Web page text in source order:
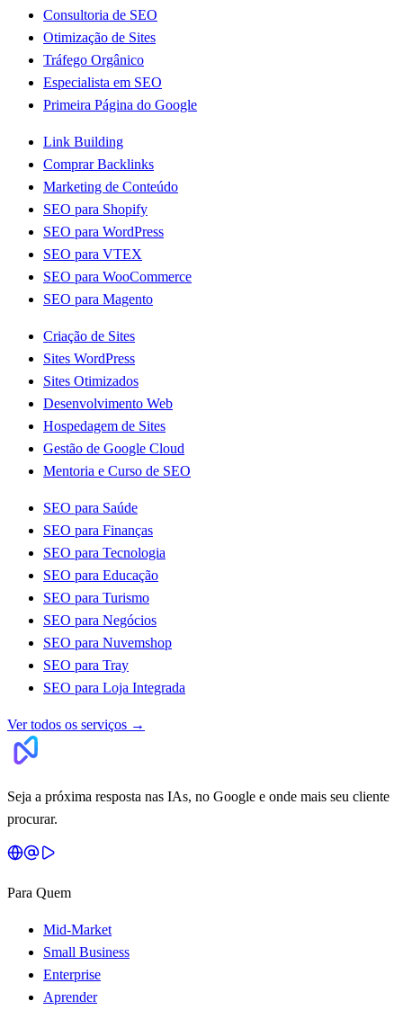
Consultoria de SEO
Otimização de Sites
Tráfego Orgânico
Especialista em SEO
Primeira Página do Google
Link Building
Comprar Backlinks
Marketing de Conteúdo
SEO para Shopify
SEO para WordPress
SEO para VTEX
SEO para WooCommerce
SEO para Magento
Criação de Sites
Sites WordPress
Sites Otimizados
Desenvolvimento Web
Hospedagem de Sites
Gestão de Google Cloud
Mentoria e Curso de SEO
SEO para Saúde
SEO para Finanças
SEO para Tecnologia
SEO para Educação
SEO para Turismo
SEO para Negócios
SEO para Nuvemshop
SEO para Tray
SEO para Loja Integrada
Ver todos os serviços →
Seja a próxima resposta nas IAs, no Google e onde mais seu cliente
procurar.
Para Quem
Mid-Market
Small Business
Enterprise
Aprender